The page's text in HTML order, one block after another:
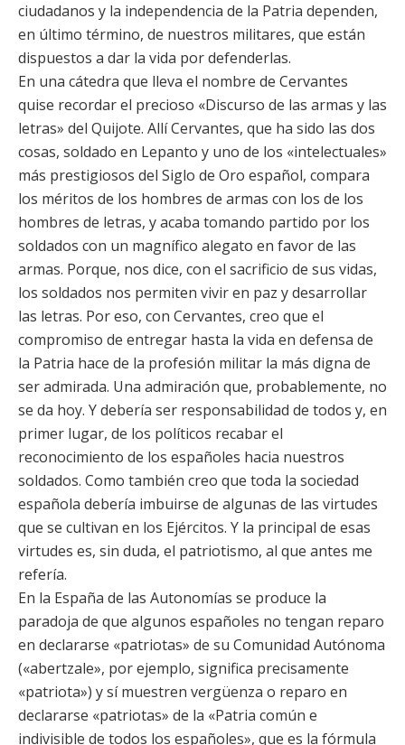
ciudadanos y la independencia de la Patria dependen,
en último término, de nuestros militares, que están
dispuestos a dar la vida por defenderlas.
En una cátedra que lleva el nombre de Cervantes
quise recordar el precioso «Discurso de las armas y las
letras» del Quijote. Allí Cervantes, que ha sido las dos
cosas, soldado en Lepanto y uno de los «intelectuales»
más prestigiosos del Siglo de Oro español, compara
los méritos de los hombres de armas con los de los
hombres de letras, y acaba tomando partido por los
soldados con un magnífico alegato en favor de las
armas. Porque, nos dice, con el sacrificio de sus vidas,
los soldados nos permiten vivir en paz y desarrollar
las letras. Por eso, con Cervantes, creo que el
compromiso de entregar hasta la vida en defensa de
la Patria hace de la profesión militar la más digna de
ser admirada. Una admiración que, probablemente, no
se da hoy. Y debería ser responsabilidad de todos y, en
primer lugar, de los políticos recabar el
reconocimiento de los españoles hacia nuestros
soldados. Como también creo que toda la sociedad
española debería imbuirse de algunas de las virtudes
que se cultivan en los Ejércitos. Y la principal de esas
virtudes es, sin duda, el patriotismo, al que antes me
refería.
En la España de las Autonomías se produce la
paradoja de que algunos españoles no tengan reparo
en declararse «patriotas» de su Comunidad Autónoma
(«abertzale», por ejemplo, significa precisamente
«patriota») y sí muestren vergüenza o reparo en
declararse «patriotas» de la «Patria común e
indivisible de todos los españoles», que es la fórmula